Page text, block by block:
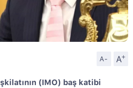
A- A
+
(IMO) baş katibi